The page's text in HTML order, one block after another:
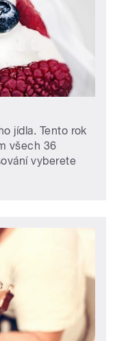
jídla. Tento rok
všech 36
vyberete